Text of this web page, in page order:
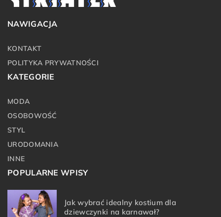
NAWIGACJA
KONTAKT
POLITYKA PRYWATNOŚCI
KATEGORIE
MODA
OSOBOWOŚĆ
STYL
URODOMANIA
INNE
POPULARNE WPISY
Jak wybrać idealny kostium dla
dziewczynki na karnawał?